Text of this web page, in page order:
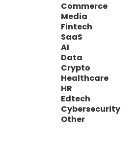
Commerce
Media
Fintech
SaaS
AI
Data
Crypto
Healthcare
HR
Edtech
Cybersecurity
Other